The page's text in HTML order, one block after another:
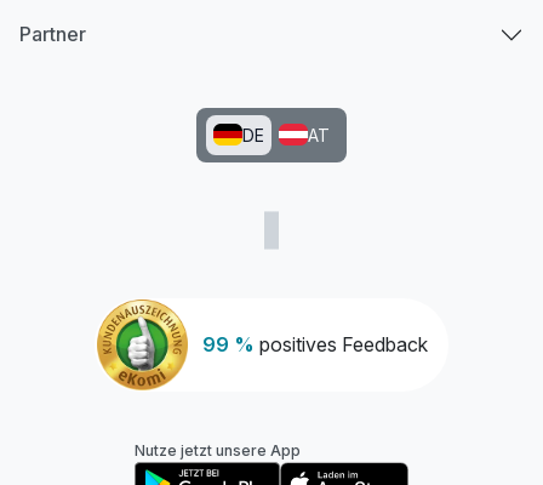
99 % positives Feedback
Partner
DE AT
Nutze jetzt unsere App